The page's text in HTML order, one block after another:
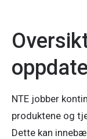
NTE jobber
produktene og
Dette kan